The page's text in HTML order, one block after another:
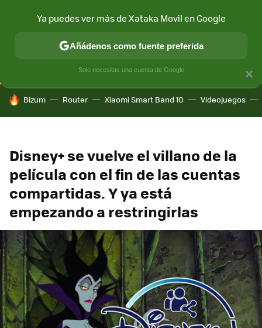
CONECTIVIDAD MÓVIL Y SOCIEDAD APLICACIONES
HOY SE HABLA DE
Bizum Router Xiaomi Smart Band 10 Videojuegos
Disney+ se vuelve el villano de la
película con el fin de las cuentas
compartidas. Y ya está
empezando a restringirlas
×
Ya puedes ver más de Xataka Movil en Google
Añádenos como fuente preferida
Solo necesitas una cuenta de Google